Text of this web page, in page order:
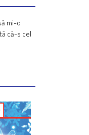
mi-o
că-s cel